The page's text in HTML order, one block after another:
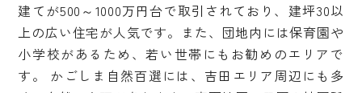
建てが500～1000万円台で取引されており、建坪30以
上の広い住宅が人気です。また、団地内には保育園や
小学校があるため、若い世帯にもお勧めのエリアで
す。 かごしま自然百選には、吉田エリア周辺にも多